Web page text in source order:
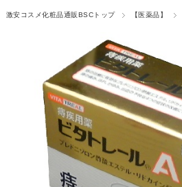
激安コスメ化粧品通販BSCトップ 【医薬品】